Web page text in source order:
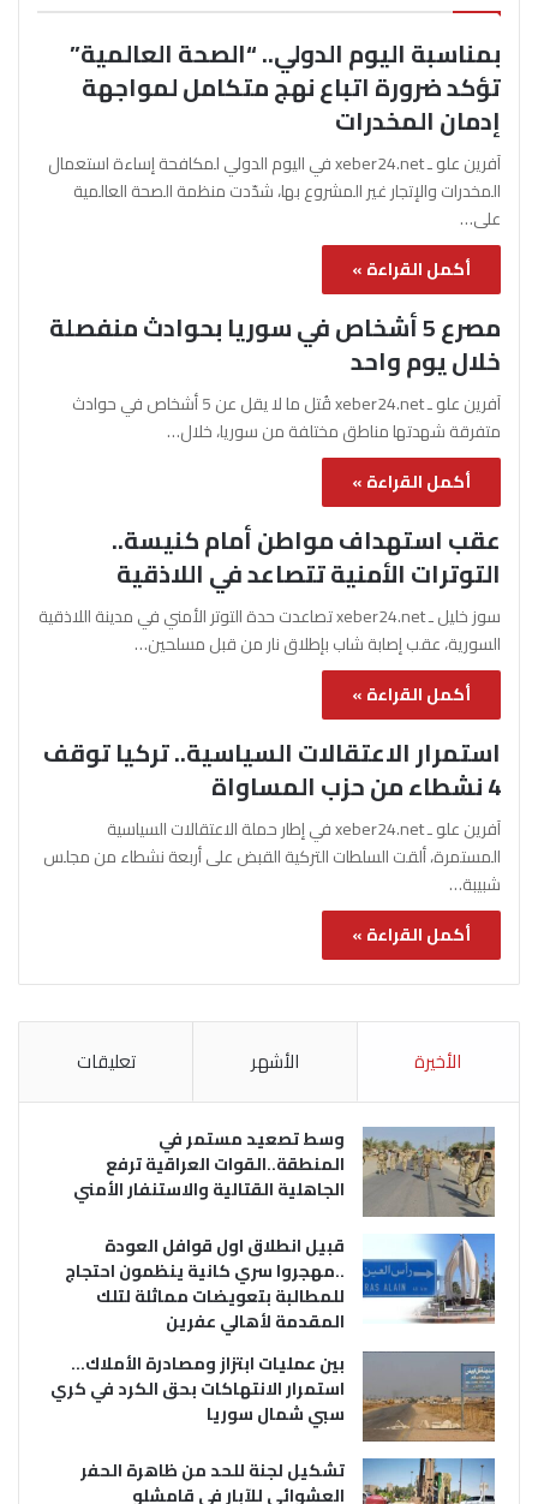
بمناسبة اليوم الدولي.. “الصحة العالمية”
تؤكد ضرورة اتباع نهج متكامل لمواجهة
إدمان المخدرات
آفرين علو ـ xeber24.net في اليوم الدولي لمكافحة إساءة استعمال
المخدرات والإتجار غير المشروع بها، شدّدت منظمة الصحة العالمية
على…
أكمل القراءة »
مصرع 5 أشخاص في سوريا بحوادث منفصلة
خلال يوم واحد
آفرين علو ـ xeber24.net قُتل ما لا يقل عن 5 أشخاص في حوادث
متفرقة شهدتها مناطق مختلفة من سوريا، خلال…
أكمل القراءة »
عقب استهداف مواطن أمام كنيسة..
التوترات الأمنية تتصاعد في اللاذقية
سوز خليل ـ xeber24.net تصاعدت حدة التوتر الأمني في مدينة اللاذقية
السورية، عقب إصابة شاب بإطلاق نار من قبل مسلحين…
أكمل القراءة »
استمرار الاعتقالات السياسية.. تركيا توقف
4 نشطاء من حزب المساواة
آفرين علو ـ xeber24.net في إطار حملة الاعتقالات السياسية
المستمرة، ألقت السلطات التركية القبض على أربعة نشطاء من مجلس
شبيبة…
أكمل القراءة »
الأخيرة الأشهر تعليقات
وسط تصعيد مستمر في
المنطقة..القوات العراقية ترفع
الجاهلية القتالية والاستنفار الأمني
قبيل انطلاق اول قوافل العودة
..مهجروا سري كانية ينظمون احتجاج
للمطالبة بتعويضات مماثلة لتلك
المقدمة لأهالي عفرين
بين عمليات ابتزاز ومصادرة الأملاك…
استمرار الانتهاكات بحق الكرد في كري
سبي شمال سوريا
تشكيل لجنة للحد من ظاهرة الحفر
العشوائي للآبار في قامشلو